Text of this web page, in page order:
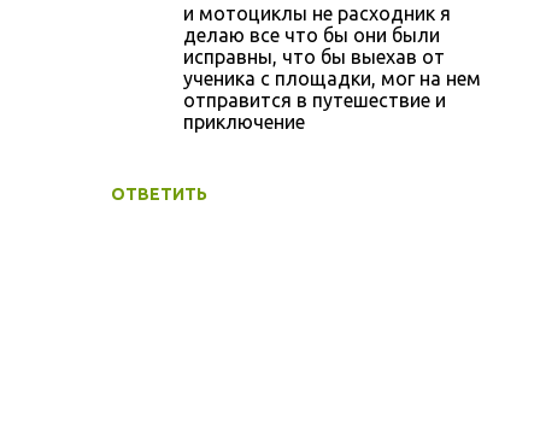
ОТВЕТИТЬ
и мотоциклы не расходник я
делаю все что бы они были
исправны, что бы выехав от
ученика с площадки, мог на нем
отправится в путешествие и
приключение